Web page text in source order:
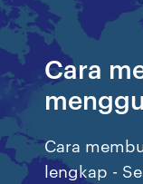
Cara
Cara
lengkap -